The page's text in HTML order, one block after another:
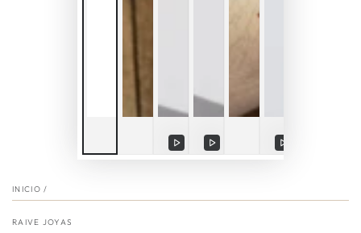
ReproducirReproducir Reproducir
INICIO /
RAIVE JOYAS